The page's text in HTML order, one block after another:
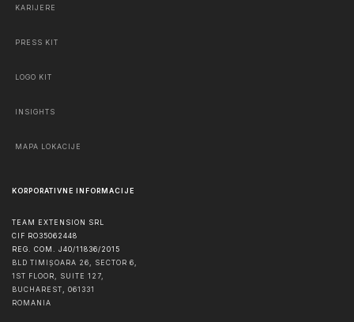
KARIJERE
PRESS KIT
LOGO KIT
INSIGHTS
MAPA LOKACIJE
KORPORATIVNE INFORMACIJE
TEAM EXTENSION SRL
CIF RO35062448
REG. COM. J40/11836/2015
BLD TIMIȘOARA 26, SECTOR 6,
1ST FLOOR, SUITE 127,
BUCHAREST
061331
ROMANIA